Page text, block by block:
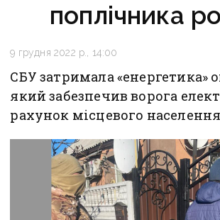
поплічника
9 грудня 2022 р., 14:00
СБУ затримала «енергетика»
який забезпечив ворога
рахунок місцевого